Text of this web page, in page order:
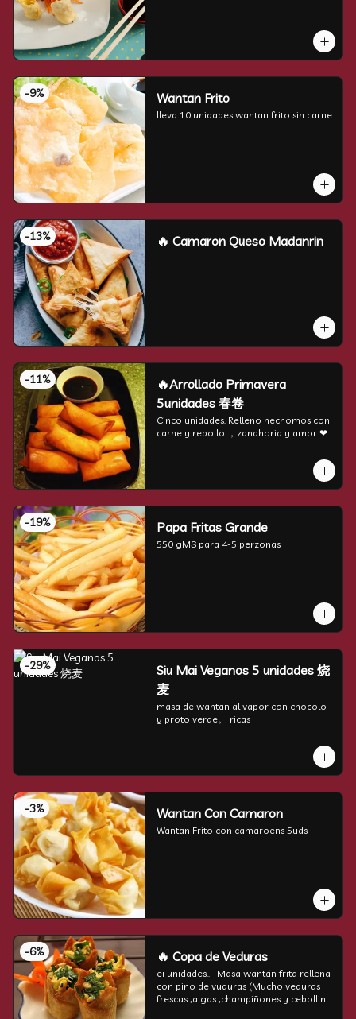
-9% Wantan Frito
lleva 10 unidades wantan frito sin carne
-13% 🔥 Camaron Queso Madanrin
-11%
🔥Arrollado Primavera
5unidades 春卷
Cinco unidades. Relleno hechomos con
carne y repollo ，zanahoria y amor ❤
-19% Papa Fritas Grande
550 gMS para 4-5 perzonas
-29%
Siu Mai Veganos 5 unidades 烧
麦
masa de wantan al vapor con chocolo
y proto verde。 ricas
-3% Wantan Con Camaron
Wantan Frito con camaroens 5uds
-6% 🔥 Copa de Veduras
ei unidades..   Masa wantán frita rellena
con pino de vuduras (Mucho veduras
frescas ,algas ,champiñones y cebollin